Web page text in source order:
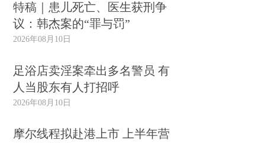
特稿｜患儿死亡、医生获刑争
议：韩杰案的“罪与罚”
2026年08月10日
足浴店卖淫案牵出多名警员 有
人当股东有人打招呼
2026年08月10日
摩尔线程拟赴港上市 上半年营